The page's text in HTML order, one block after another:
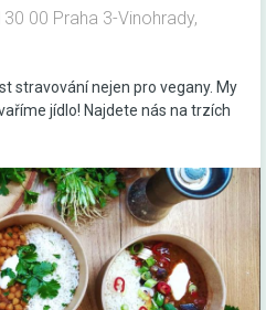
00 Praha 3-Vinohrady,
stravování nejen pro vegany. My
jídlo! Najdete nás na trzích